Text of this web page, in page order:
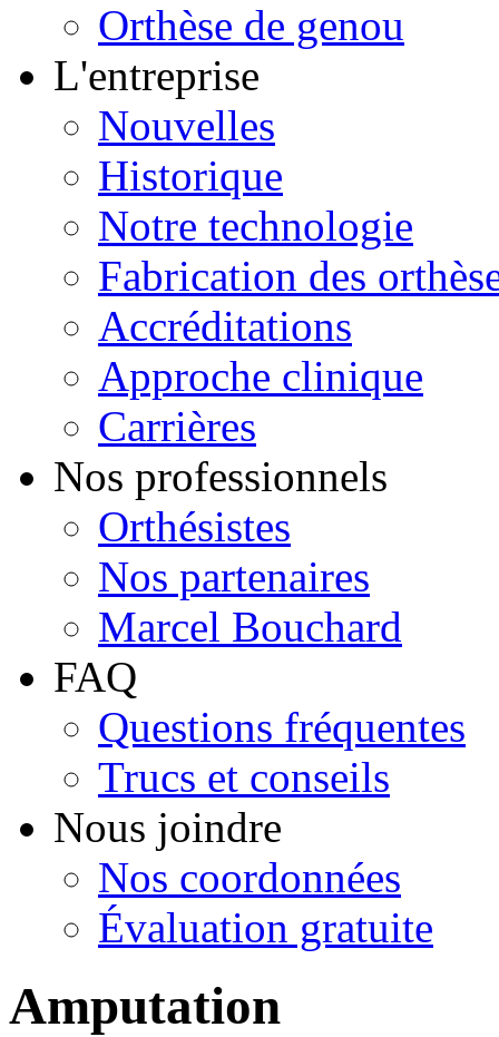
Orthèse de genou
L'entreprise
Nouvelles
Historique
Notre technologie
Fabrication des
Accréditations
Approche clinique
Carrières
Nos professionnels
Orthésistes
Nos partenaires
Marcel Bouchard
FAQ
Questions fréquentes
Trucs et conseils
Nous joindre
Nos coordonnées
Évaluation gratuite
Amputation